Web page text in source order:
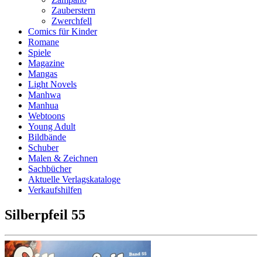
Zauberstern
Zwerchfell
Comics für Kinder
Romane
Spiele
Magazine
Mangas
Light Novels
Manhwa
Manhua
Webtoons
Young Adult
Bildbände
Schuber
Malen & Zeichnen
Sachbücher
Aktuelle Verlagskataloge
Verkaufshilfen
Silberpfeil 55